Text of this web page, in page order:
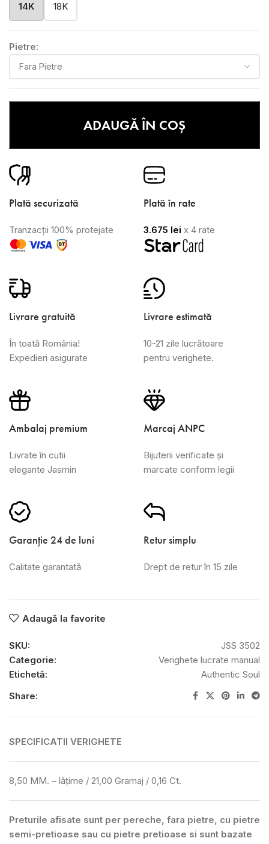
14K
18K
Pietre:
ADAUGĂ ÎN COȘ
Plată securizată
Tranzacții 100% protejate
Plată în rate
3.675 lei x 4 rate
Livrare gratuită
În toată România!
Expedieri asigurate
Livrare estimată
10-21 zile lucrătoare
pentru verighete.
Ambalaj premium
Livrate în cutii
elegante Jasmin
Marcaj ANPC
Bijuterii verificate și
marcate conform legii
Garanție 24 de luni
Calitate garantată
Retur simplu
Drept de retur în 15 zile
Adaugă la favorite
SKU:
JSS 3502
Categorie:
Verighete lucrate manual
Etichetă:
Authentic Soul
Share:
SPECIFICATII VERIGHETE
8,50 MM. – lățime / 21,00 Gramaj / 0,16 Ct.
Preturile afisate sunt per pereche, fara pietre, cu pietre
semi-pretioase sau cu pietre pretioase si sunt bazate